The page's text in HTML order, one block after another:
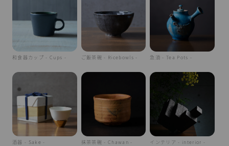
和食器カップ - Cups - ご飯茶碗 - Ricebowls - 急須 - Tea Pots -
酒器 - Sake - 抹茶茶碗 - Chawan - インテリア - interior -